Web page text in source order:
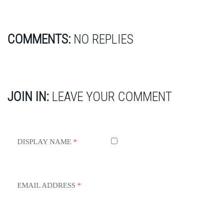
COMMENTS: NO REPLIES
JOIN IN: LEAVE YOUR COMMENT
DISPLAY NAME *
EMAIL ADDRESS *